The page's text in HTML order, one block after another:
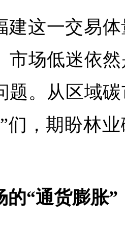
建这一交易
市场低迷依
题。从区域
们，期盼林
的“通货膨胀”